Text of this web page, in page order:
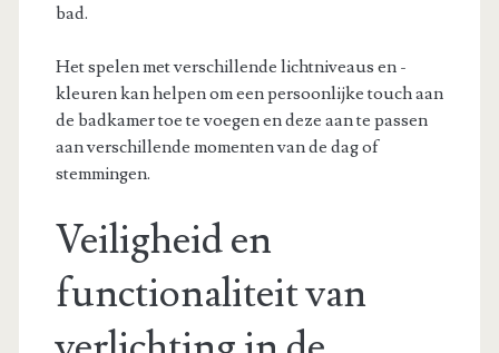
bad.
Het spelen met verschillende lichtniveaus en -
kleuren kan helpen om een persoonlijke touch aan
de badkamer toe te voegen en deze aan te passen
aan verschillende momenten van de dag of
stemmingen.
Veiligheid en
functionaliteit van